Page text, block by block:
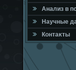
Анализ в
Научные
Контаκты